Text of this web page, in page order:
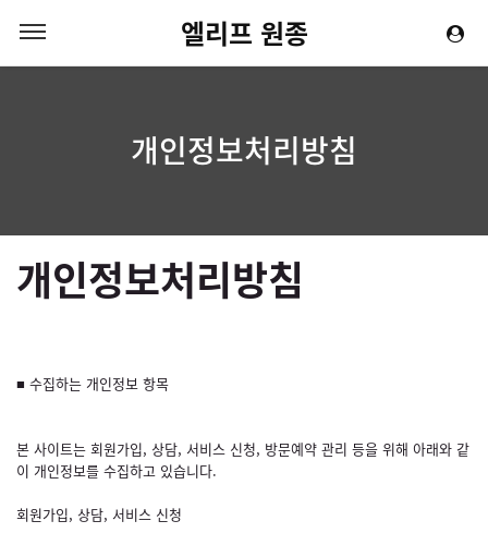
엘리프 원종
개인정보처리방침
개인정보처리방침
■ 수집하는 개인정보 항목
본 사이트는 회원가입, 상담, 서비스 신청, 방문예약 관리 등을 위해 아래와 같
이 개인정보를 수집하고 있습니다.
회원가입, 상담, 서비스 신청